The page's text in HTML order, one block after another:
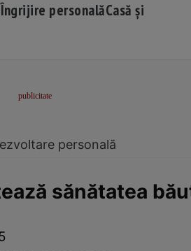
Îngrijire personalăCasă și
personală
sănătatea